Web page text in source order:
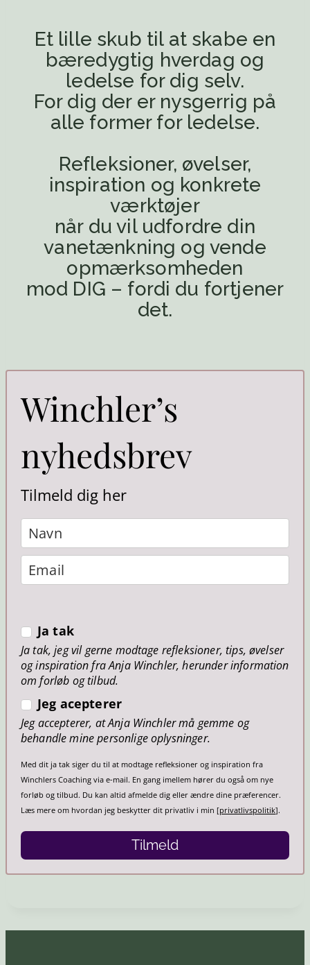
Et lille skub til at skabe en
bæredygtig hverdag og
ledelse for dig selv.
For dig der er nysgerrig på
alle former for ledelse.
Refleksioner, øvelser,
inspiration og konkrete
værktøjer
når du vil udfordre din
vanetænkning og vende
opmærksomheden
mod DIG – fordi du fortjener
det.
Winchler’s
nyhedsbrev
Tilmeld dig her
Ja tak
Ja tak, jeg vil gerne modtage refleksioner, tips, øvelser
og inspiration fra Anja Winchler, herunder information
om forløb og tilbud.
Jeg acepterer
Jeg accepterer, at Anja Winchler må gemme og
behandle mine personlige oplysninger.
Med dit ja tak siger du til at modtage refleksioner og inspiration fra
Winchlers Coaching via e-mail. En gang imellem hører du også om nye
forløb og tilbud. Du kan altid afmelde dig eller ændre dine præferencer.
Læs mere om hvordan jeg beskytter dit privatliv i min [privatlivspolitik].
Tilmeld